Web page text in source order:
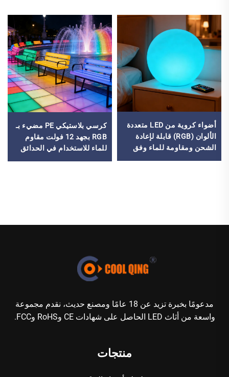
أضواء كروية من LED متعددة
الألوان (RGB) قابلة لإعادة
الشحن ومقاومة للماء وفق
معيار IP65 (20-80 سم) مع
كرسي بلاستيكي PE مضيء بـ
RGB بجهد 12 فولت مقاوم
للماء للاستخدام في الحدائق
مدعومًا بخبرة تزيد عن 18 عامًا ومصنع حديث، نقدم مجموعة
واسعة من أثاث LED الحاصل على شهادات CE وRoHS وFCC.
منتجات